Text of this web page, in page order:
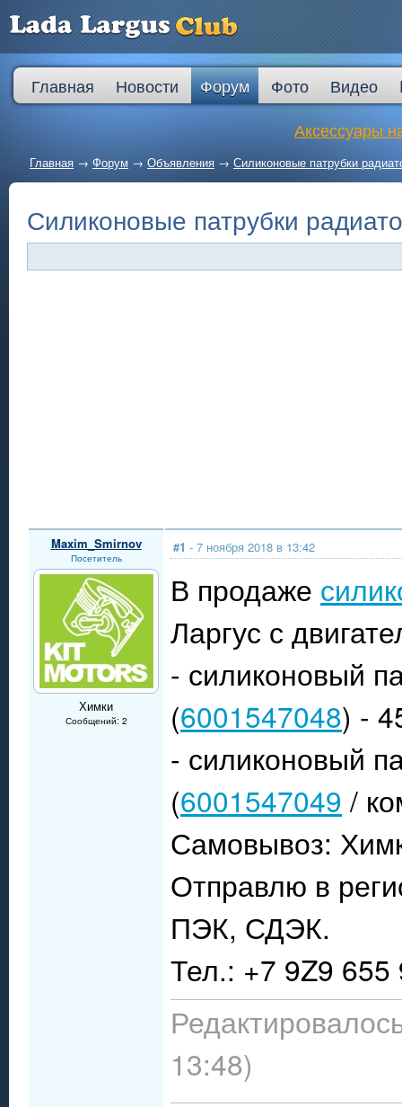
Главная Новости Форум Фото Видео
Аксессуары
Главная → Форум → Объявления → Силиконовые патрубки
Силиконовые патрубки
Maxim_Smirnov
Посетитель
Химки
Сообщений: 2
#1 - 7 ноября 2018 в 13:42
В продаже
Ларгус с
- силиконовый
(6001547048) -
- силиконовый
(6001547049 /
Самовывоз:
Отправлю в
ПЭК, СДЭК.
Тел.: +7 9Z9
13:48)